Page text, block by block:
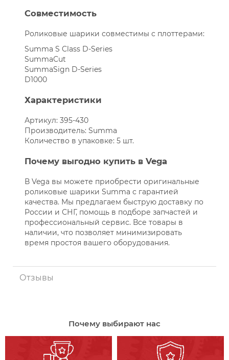
Совместимость
Роликовые шарики совместимы с плоттерами:
Summa S Class D-Series
SummaCut
SummaSign D-Series
D1000
Характеристики
Артикул: 395-430
Производитель: Summa
Количество в упаковке: 5 шт.
Почему выгодно купить в Vega
В Vega вы можете приобрести оригинальные
роликовые шарики Summa с гарантией
качества. Мы предлагаем быструю доставку по
России и СНГ, помощь в подборе запчастей и
профессиональный сервис. Все товары в
наличии, что позволяет минимизировать
время простоя вашего оборудования.
Отзывы
Почему выбирают нас